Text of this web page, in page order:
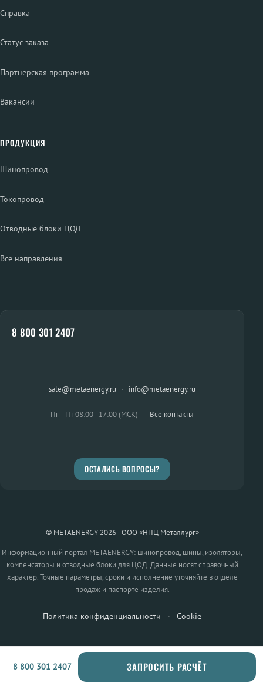
Справка
Статус заказа
Партнёрская программа
Вакансии
ПРОДУКЦИЯ
Шинопровод
Токопровод
Отводные блоки ЦОД
Все направления
8 800 301 2407
sale@metaenergy.ru · info@metaenergy.ru
Пн–Пт 08:00–17:00 (МСК) · Все контакты
ОСТАЛИСЬ ВОПРОСЫ?
© METAENERGY 2026 · ООО «НПЦ Металлург»
Информационный портал METAENERGY: шинопровод, шины, изоляторы,
компенсаторы и отводные блоки для ЦОД. Данные носят справочный
характер. Точные параметры, сроки и исполнение уточняйте в отделе
продаж и паспорте изделия.
Политика конфиденциальности · Cookie
8 800 301 2407 ЗАПРОСИТЬ РАСЧЁТ